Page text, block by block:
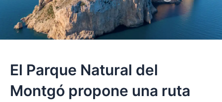
El Parque Natural del
Montgó propone una ruta